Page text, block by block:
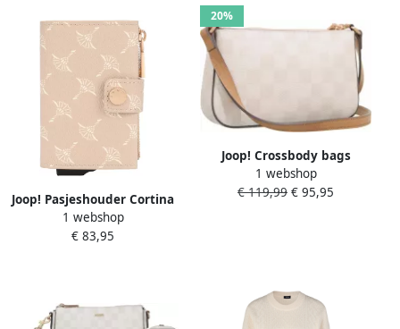
Joop! Pasjeshouder Cortina
1.0 c-four e-cage sv8
1 webshop
€ 83,95
20%
Joop! Crossbody bags
Cortina Piazza Eunike
Shoulderbag Xshz1 in
1 webshop
€ 119,99 € 95,95